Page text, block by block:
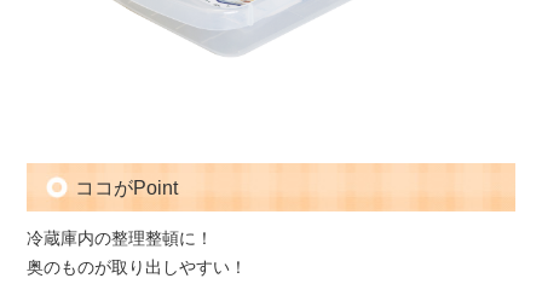
ココがPoint
冷蔵庫内の整理整頓に！
奥のものが取り出しやすい！